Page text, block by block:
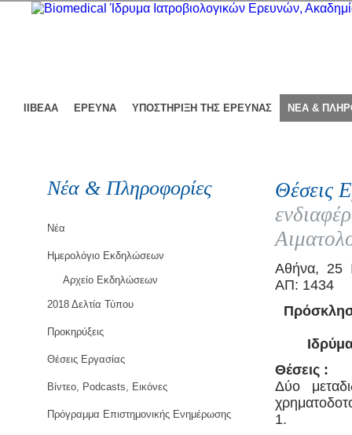
ΙΙΒΕΑΑ ΕΡΕΥΝΑ ΥΠΟΣΤΗΡΙΞΗ ΤΗΣ ΕΡΕΥΝΑΣ ΝΕΑ &
Νέα & Πληροφορίες
Νέα
Ημερολόγιο Εκδηλώσεων
Αρχείο Εκδηλώσεων
2018 Δελτία Τύπου
Προκηρύξεις
Θέσεις Εργασίας
Βίντεο, Podcasts, Εικόνες
Πρόγραμμα Επιστημονικής Ενημέρωσης
Θέσεις
Αθήνα, 25
ΑΠ: 1434
Θέσεις :
Δύο
1.